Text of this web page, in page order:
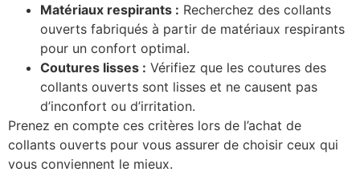
Matériaux respirants : Recherchez des collants
ouverts fabriqués à partir de matériaux respirants
pour un confort optimal.
Coutures lisses : Vérifiez que les coutures des
collants ouverts sont lisses et ne causent pas
d’inconfort ou d’irritation.
Prenez en compte ces critères lors de l’achat de
collants ouverts pour vous assurer de choisir ceux qui
vous conviennent le mieux.